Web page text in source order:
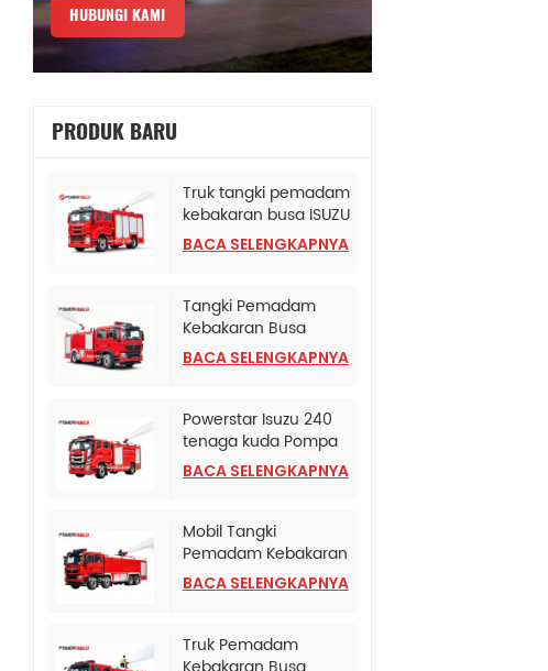
HUBUNGI KAMI
PRODUK BARU
Truk tangki pemadam
kebakaran busa ISUZU
Albania
BACA SELENGKAPNYA
Tangki Pemadam
Kebakaran Busa
Terpasang di Truk
SINOTRUK HOWO TX
BACA SELENGKAPNYA
Powerstar Isuzu 240
tenaga kuda Pompa
Pemadam Kebakaran
Darurat
BACA SELENGKAPNYA
Mobil Tangki
Pemadam Kebakaran
HOWO TX Dengan
Pompa Pemadam
BACA SELENGKAPNYA
Truk Pemadam